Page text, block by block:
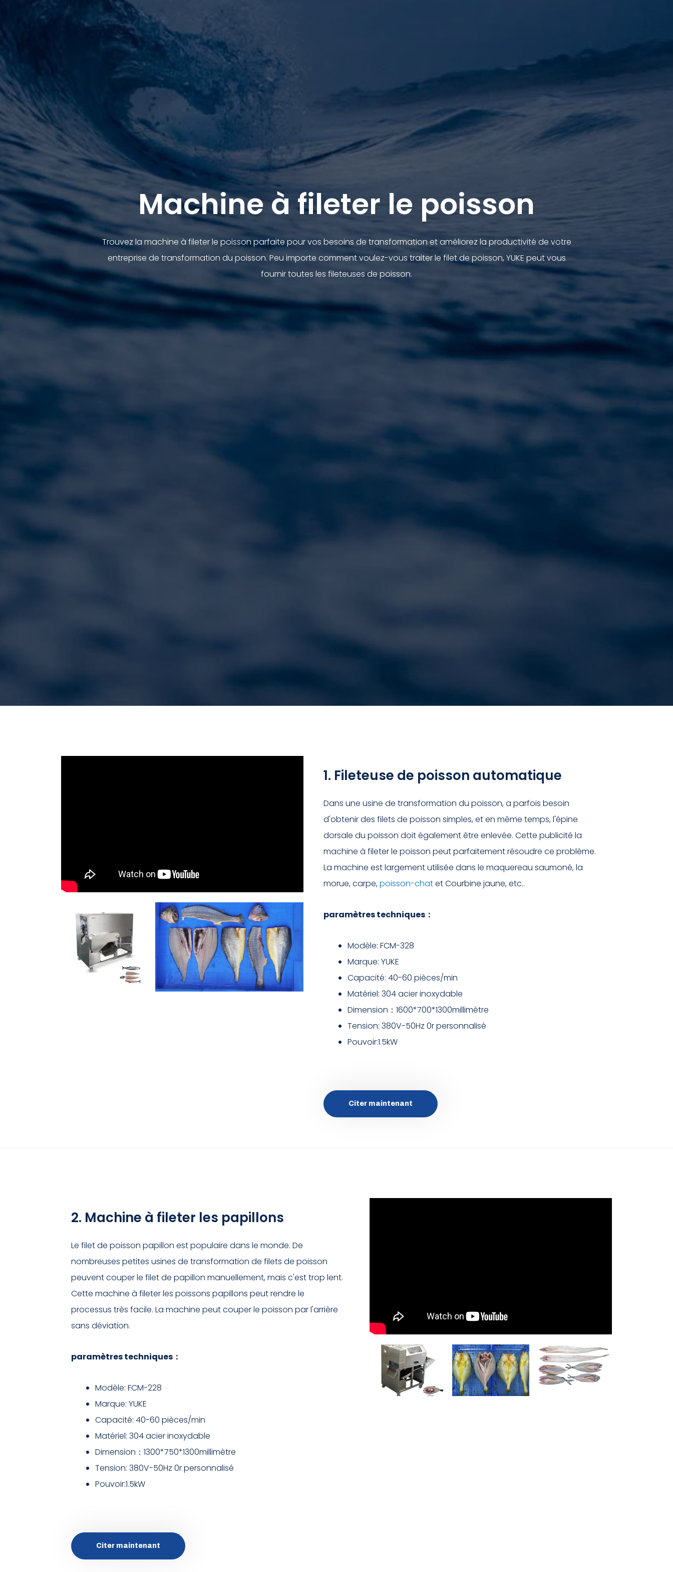
Machine à fileter le poisson
Trouvez la machine à fileter le poisson parfaite pour vos besoins de transformation et améliorez la productivité de votre
entreprise de transformation du poisson. Peu importe comment voulez-vous traiter le filet de poisson, YUKE peut vous
fournir toutes les fileteuses de poisson.
1. Fileteuse de poisson automatique
Dans une usine de transformation du poisson, a parfois besoin
d'obtenir des filets de poisson simples, et en même temps, l'épine
dorsale du poisson doit également être enlevée. Cette publicité la
machine à fileter le poisson peut parfaitement résoudre ce problème.
La machine est largement utilisée dans le maquereau saumoné, la
morue, carpe,poisson-chatet Courbine jaune, etc..
paramètres techniques：
Modèle: FCM-328
Marque: YUKE
Capacité: 40-60 pièces/min
Matériel: 304 acier inoxydable
Dimension：1600*700*1300millimètre
Tension: 380V-50Hz 0r personnalisé
Pouvoir:1.5kW
Citer maintenant
2. Machine à fileter les papillons
Le filet de poisson papillon est populaire dans le monde. De
nombreuses petites usines de transformation de filets de poisson
peuvent couper le filet de papillon manuellement, mais c'est trop lent.
Cette machine à fileter les poissons papillons peut rendre le
processus très facile. La machine peut couper le poisson par l'arrière
sans déviation.
paramètres techniques：
Modèle: FCM-228
Marque: YUKE
Capacité: 40-60 pièces/min
Matériel: 304 acier inoxydable
Dimension：1300*750*1300millimètre
Tension: 380V-50Hz 0r personnalisé
Pouvoir:1.5kW
Citer maintenant